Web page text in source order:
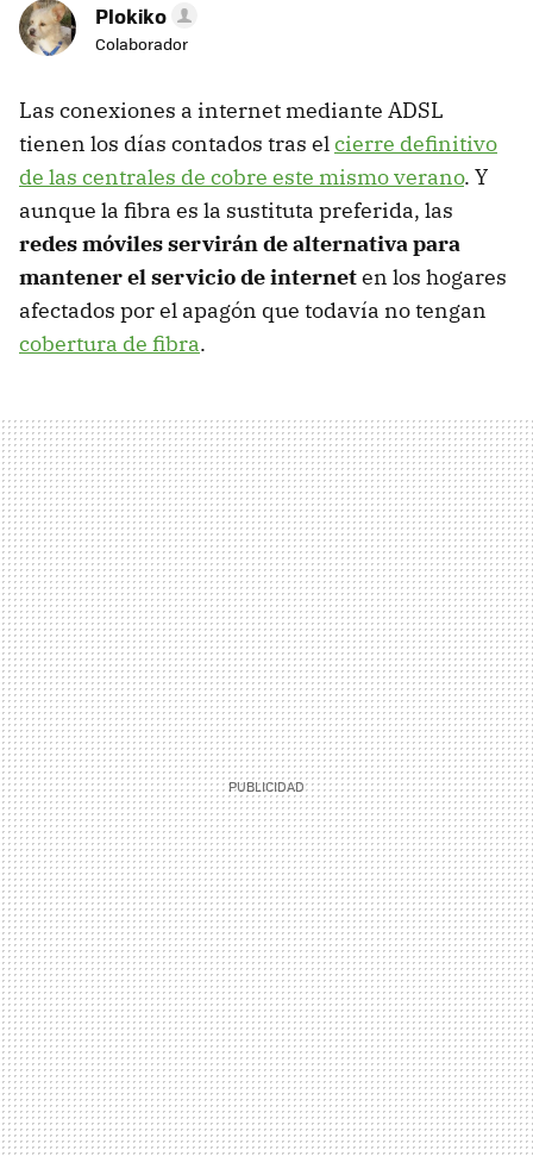
Plokiko
Colaborador
Las conexiones a internet mediante ADSL
tienen los días contados tras elcierre definitivo
de las centrales de cobre este mismo verano. Y
aunque la fibra es la sustituta preferida, las
redes móviles servirán de alternativa para
mantener el servicio de interneten los hogares
afectados por el apagón que todavía no tengan
cobertura de fibra.